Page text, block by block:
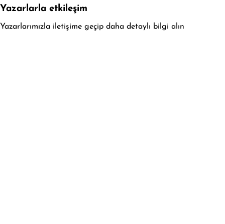
Yazarlarla etkileşim
Yazarlarımızla iletişime geçip daha detaylı bilgi alın